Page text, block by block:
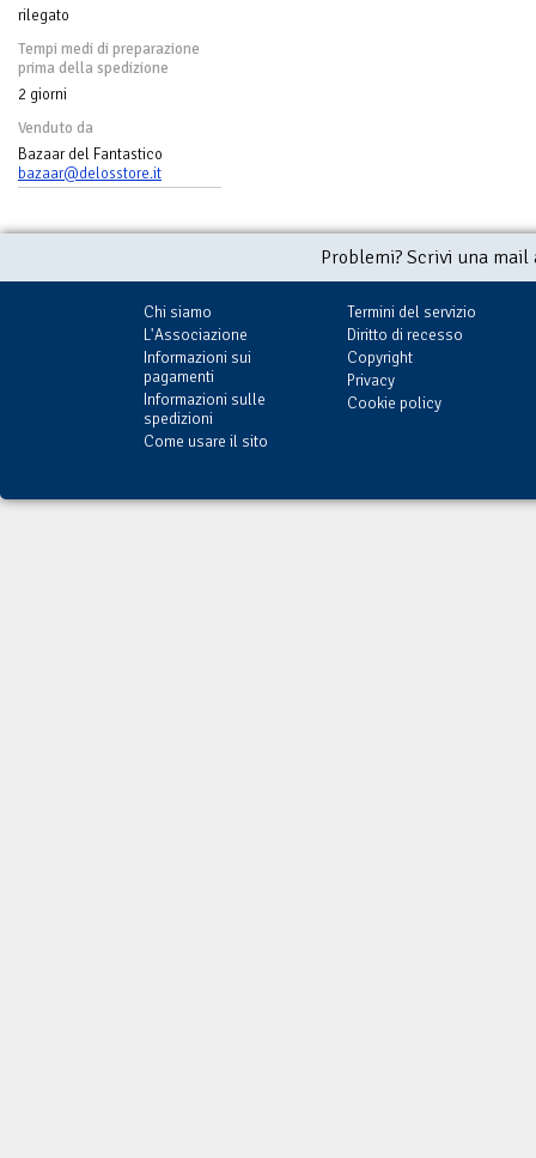
rilegato
Tempi medi di preparazione
prima della spedizione
2 giorni
Venduto da
Bazaar del Fantastico
bazaar@delosstore.it
Problemi? Scrivi una
Chi siamo
L'Associazione
Informazioni sui
pagamenti
Informazioni sulle
spedizioni
Come usare il sito
Termini del servizio
Diritto di recesso
Copyright
Privacy
Cookie policy